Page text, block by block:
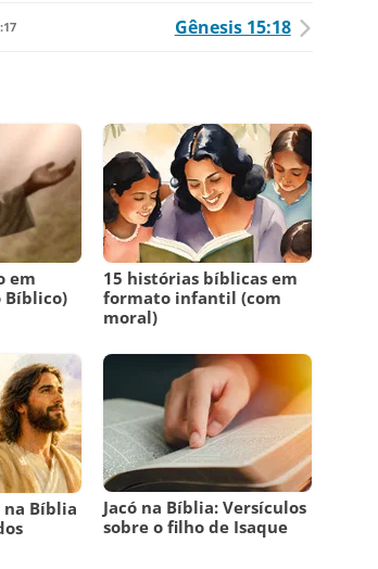
Gênesis 15:18
em
Bíblico)
15 histórias bíblicas em
formato infantil (com
moral)
na Bíblia
Jacó na Bíblia: Versículos
sobre o filho de Isaque